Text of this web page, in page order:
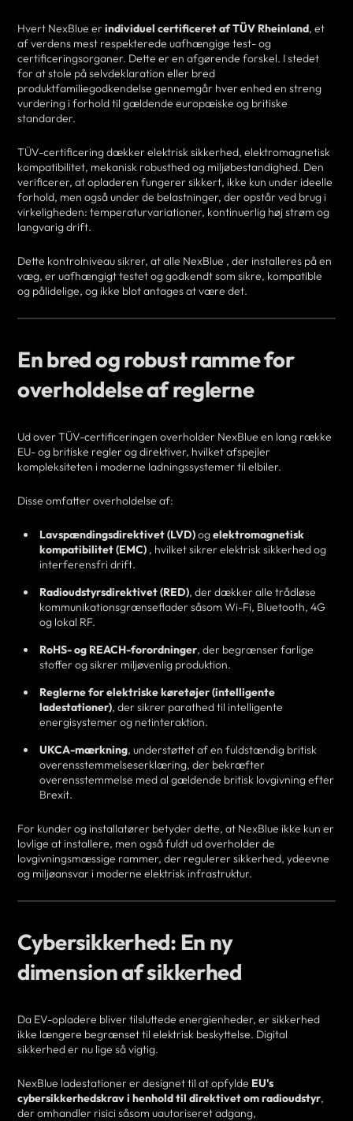
Hvert NexBlue erindividuel certificeret af TÜV Rheinland, et
af verdens mest respekterede uafhængige test- og
certificeringsorganer. Dette er en afgørende forskel. I stedet
for at stole på selvdeklaration eller bred
produktfamiliegodkendelse gennemgår hver enhed en streng
vurdering i forhold til gældende europæiske og britiske
standarder.
TÜV-certificering dækker elektrisk sikkerhed, elektromagnetisk
kompatibilitet, mekanisk robusthed og miljøbestandighed. Den
verificerer, at opladeren fungerer sikkert, ikke kun under ideelle
forhold, men også under de belastninger, der opstår ved brug i
virkeligheden: temperaturvariationer, kontinuerlig høj strøm og
langvarig drift.
Dette kontrolniveau sikrer, at alle NexBlue , der installeres på en
væg, er uafhængigt testet og godkendt som sikre, kompatible
og pålidelige, og ikke blot antages at være det.
En bred og robust ramme for
overholdelse af reglerne
Ud over TÜV-certificeringen overholder NexBlue en lang række
EU- og britiske regler og direktiver, hvilket afspejler
kompleksiteten i moderne ladningssystemer til elbiler.
Disse omfatter overholdelse af:
Lavspændingsdirektivet (LVD)ogelektromagnetisk
kompatibilitet (EMC) , hvilket sikrer elektrisk sikkerhed og
interferensfri drift.
Radioudstyrsdirektivet (RED), der dækker alle trådløse
kommunikationsgrænseflader såsom Wi-Fi, Bluetooth, 4G
og lokal RF.
RoHS- og REACH-forordninger, der begrænser farlige
stoffer og sikrer miljøvenlig produktion.
Reglerne for elektriske køretøjer (intelligente
ladestationer), der sikrer parathed til intelligente
energisystemer og netinteraktion.
UKCA-mærkning, understøttet af en fuldstændig britisk
overensstemmelseserklæring, der bekræfter
overensstemmelse med al gældende britisk lovgivning efter
Brexit.
For kunder og installatører betyder dette, at NexBlue ikke kun er
lovlige at installere, men også fuldt ud overholder de
lovgivningsmæssige rammer, der regulerer sikkerhed, ydeevne
og miljøansvar i moderne elektrisk infrastruktur.
Cybersikkerhed: En ny
dimension af sikkerhed
Da EV-opladere bliver tilsluttede energienheder, er sikkerhed
ikke længere begrænset til elektrisk beskyttelse. Digital
sikkerhed er nu lige så vigtig.
NexBlue ladestationer er designet til at opfylde EU's
cybersikkerhedskrav i henhold til direktivet om radioudstyr,
der omhandler risici såsom uautoriseret adgang,